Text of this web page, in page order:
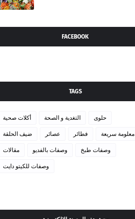
FACEBOOK
TAGS
أكلات صحية التغدية و الصحة حلوى
ضيف الحلقة عصائر فطائر معلومة سريعة
مقالات وصفات بالفديو وصفات طبخ
وصفات للكيتو دايت